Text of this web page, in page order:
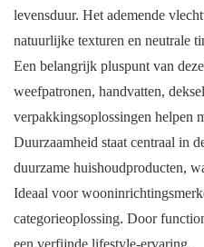
levensduur. Het ademende
natuurlijke texturen en neutrale
Een belangrijk pluspunt van
weefpatronen, handvatten,
verpakkingsoplossingen helpen
Duurzaamheid staat centraal in
duurzame huishoudproducten,
Ideaal voor
categorieoplossing. Door